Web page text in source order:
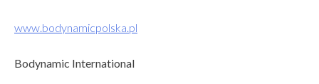
www.bodynamicpolska.pl
Bodynamic International